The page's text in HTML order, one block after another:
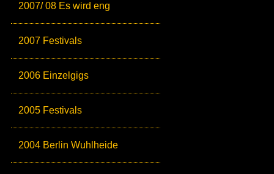
2007/ 08 Es wird eng
2007 Festivals
2006 Einzelgigs
2005 Festivals
2004 Berlin Wuhlheide